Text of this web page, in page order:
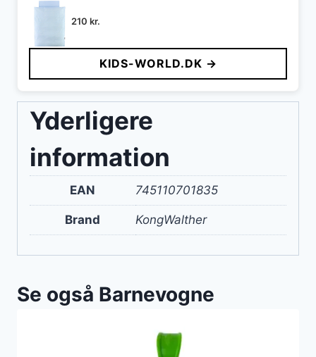
210 kr.
KIDS-WORLD.DK →
Yderligere
information
EAN 745110701835
Brand KongWalther
Se også Barnevogne